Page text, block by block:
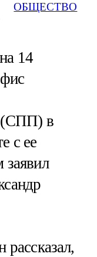
ОБЩЕСТВО
14
(СПП) в
с ее